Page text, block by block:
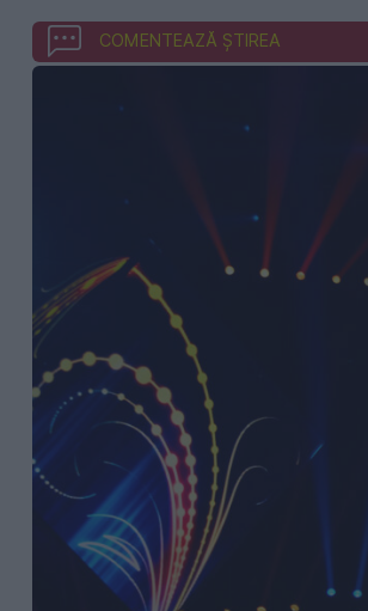
COMENTEAZĂ ȘTIREA